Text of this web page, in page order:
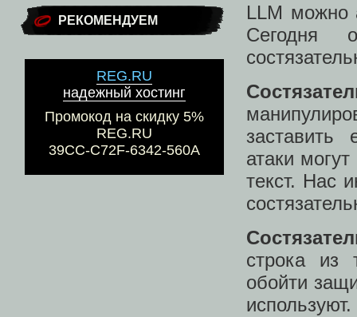
РЕКОМЕНДУЕМ
REG.RU
надежный хостинг
Промокод на скидку 5%
REG.RU
39CC-C72F-6342-560A
LLM можно
Сегодня
заставить
атаки
текст. Нас
строка из
обойти
используют.